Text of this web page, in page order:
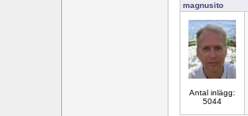
magnusito
Antal inlägg:
5044